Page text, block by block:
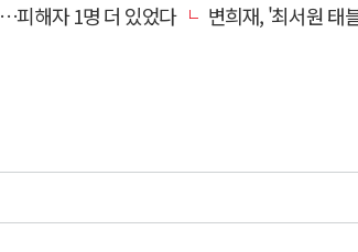
피해자 1명 더 있었다
변희재, '최서원 태블